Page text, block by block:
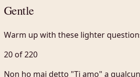
Gentle
Warm up with these lighter
20 of 220
Non ho mai detto "Ti amo" a